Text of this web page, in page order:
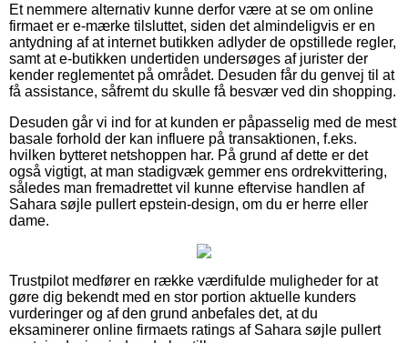
Et nemmere alternativ kunne derfor være at se om online
firmaet er e-mærke tilsluttet, siden det almindeligvis er en
antydning af at internet butikken adlyder de opstillede regler,
samt at e-butikken undertiden undersøges af jurister der
kender reglementet på området. Desuden får du genvej til at
få assistance, såfremt du skulle få besvær ved din shopping.
Desuden går vi ind for at kunden er påpasselig med de mest
basale forhold der kan influere på transaktionen, f.eks.
hvilken bytteret netshoppen har. På grund af dette er det
også vigtigt, at man stadigvæk gemmer ens ordrekvittering,
således man fremadrettet vil kunne eftervise handlen af
Sahara søjle pullert epstein-design, om du er herre eller
dame.
Trustpilot medfører en række værdifulde muligheder for at
gøre dig bekendt med en stor portion aktuelle kunders
vurderinger og af den grund anbefales det, at du
eksaminerer online firmaets ratings af Sahara søjle pullert